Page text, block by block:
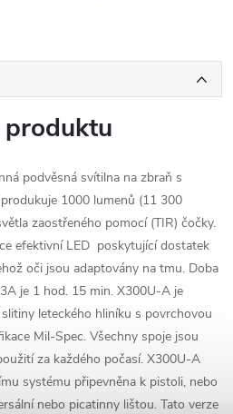
podvěsná svítilna na zbraň s
1000 lumenů (11 300
zaostřeného pomocí (TIR) čočky.
efektivní LED poskytující dostatek
oči jsou adaptovány na tmu. Doba
je 1 hod. 15 min. X300U-A je
leteckého hliníku s povrchovou
Mil-Spec. Všechny spoje jsou
za každého počasí. X300U-A
systému připevněna k pistoli, nebo
nebo picatinny lištou. Tato verze